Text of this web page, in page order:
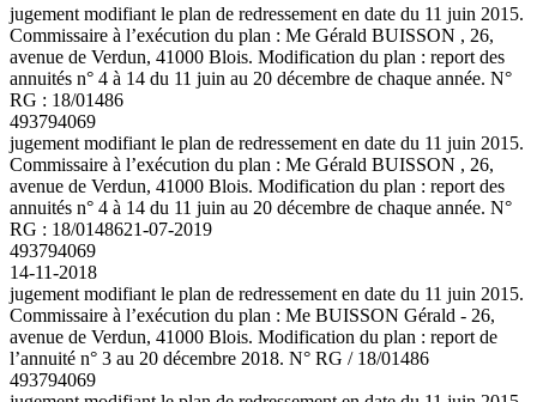
jugement modifiant le plan de redressement en date du 11 juin 2015.
Commissaire à l’exécution du plan : Me Gérald BUISSON , 26,
avenue de Verdun, 41000 Blois. Modification du plan : report des
annuités n° 4 à 14 du 11 juin au 20 décembre de chaque année. N°
RG : 18/01486
493794069
jugement modifiant le plan de redressement en date du 11 juin 2015.
Commissaire à l’exécution du plan : Me Gérald BUISSON , 26,
avenue de Verdun, 41000 Blois. Modification du plan : report des
annuités n° 4 à 14 du 11 juin au 20 décembre de chaque année. N°
RG : 18/0148621-07-2019
493794069
14-11-2018
jugement modifiant le plan de redressement en date du 11 juin 2015.
Commissaire à l’exécution du plan : Me BUISSON Gérald - 26,
avenue de Verdun, 41000 Blois. Modification du plan : report de
l’annuité n° 3 au 20 décembre 2018. N° RG / 18/01486
493794069